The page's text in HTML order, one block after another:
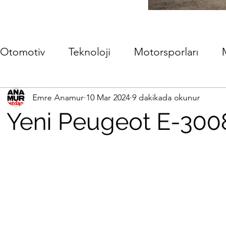
Otomotiv Teknoloji Motorsporları
Yeni Peugeot E-
Emre Anamur 10 Mar 2024 9 dakikada okunur